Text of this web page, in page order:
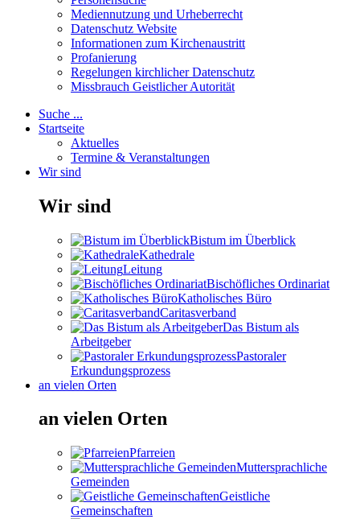
Mediennutzung und Urheberrecht
Datenschutz Website
Informationen zum Kirchenaustritt
Profanierung
Regelungen kirchlicher Datenschutz
Missbrauch Geistlicher Autorität
Suche ...
Startseite
Aktuelles
Termine & Veranstaltungen
Wir sind
Wir sind
Bistum im Überblick
Kathedrale
Leitung
Bischöfliches Ordinariat
Katholisches Büro
Caritasverband
Das Bistum als
Arbeitgeber
Pastoraler
Erkundungsprozess
an vielen Orten
an vielen Orten
Pfarreien
Muttersprachliche
Gemeinden
Geistliche
Gemeinschaften